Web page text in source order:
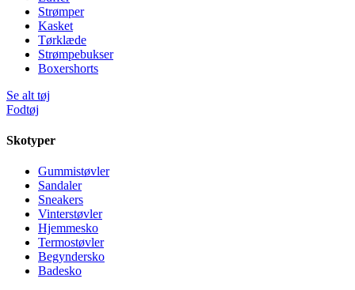
Strømper
Kasket
Tørklæde
Strømpebukser
Boxershorts
Se alt tøj
Fodtøj
Skotyper
Gummistøvler
Sandaler
Sneakers
Vinterstøvler
Hjemmesko
Termostøvler
Begyndersko
Badesko